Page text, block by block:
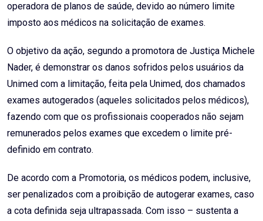
operadora de planos de saúde, devido ao número limite
imposto aos médicos na solicitação de exames.
O objetivo da ação, segundo a promotora de Justiça Michele
Nader, é demonstrar os danos sofridos pelos usuários da
Unimed com a limitação, feita pela Unimed, dos chamados
exames autogerados (aqueles solicitados pelos médicos),
fazendo com que os profissionais cooperados não sejam
remunerados pelos exames que excedem o limite pré-
definido em contrato.
De acordo com a Promotoria, os médicos podem, inclusive,
ser penalizados com a proibição de autogerar exames, caso
a cota definida seja ultrapassada. Com isso – sustenta a